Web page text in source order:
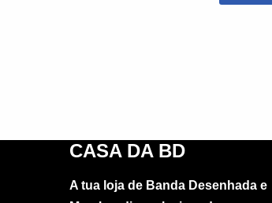
CASA DA BD
A tua loja de Banda Desenhada e